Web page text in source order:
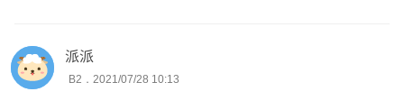
派派
B2．2021/07/28 10:13